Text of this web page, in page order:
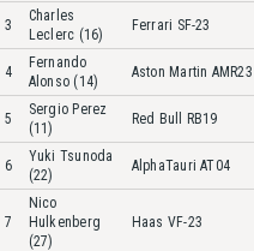
3
Charles
Leclerc (16)
Ferrari SF-23
4
Fernando
Alonso (14)
Aston Martin AMR23
5
Sergio Perez
(11)
Red Bull RB19
6
Yuki Tsunoda
(22)
AlphaTauri AT04
7
Nico
Hulkenberg
(27)
Haas VF-23